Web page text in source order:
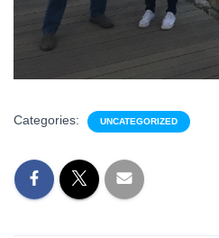
Categories: UNCATEGORIZED